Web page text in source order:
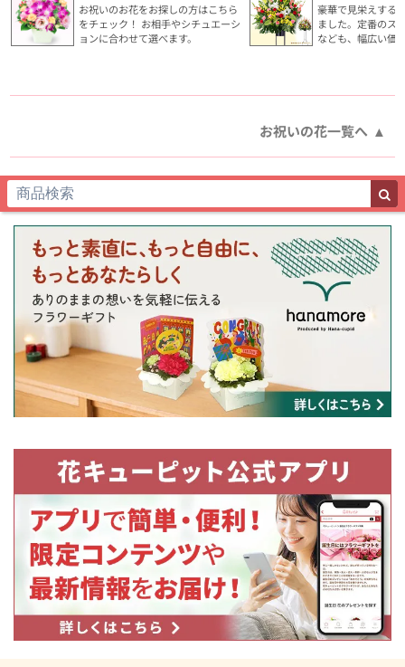
お祝いのお花をお探しの方はこちら
をチェック！ お相手やシチュエーシ
ョンに合わせて選べます。
豪華で見栄えする
ました。定番のス
なども、幅広い価
お祝いの花一覧へ